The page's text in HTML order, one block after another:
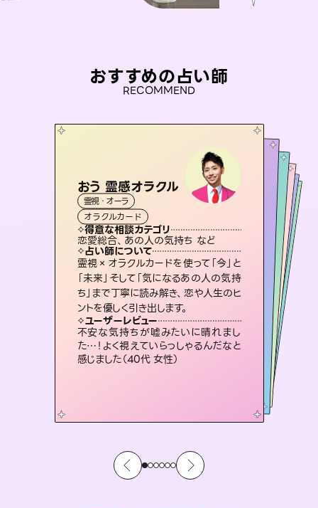
おすすめの占い師
RECOMMEND
おう 霊感オラクル
霊視・オーラ
オラクルカード
得意な相談カテゴリ
恋愛総合、あの人の気持ち など
占い師について
霊視×オラクルカードを使って「今」と
「未来」そして「気になるあの人の気持
ち」まで丁寧に読み解き、恋や人生のヒ
ントを優しく引き出します。
ユーザーレビュー
不安な気持ちが嘘みたいに晴れまし
た…！よく視えていらっしゃるんだなと
感じました（40代 女性）
アイリス -iris-
西洋占星術
ルーン
得意な相談カテゴリ
恋愛総合、片想い、二人の未来 など
占い師について
復縁、恋愛、不倫の行方、同性愛や片
思い、仕事関係や借金問題まで知りた
いことや心の負担になっていることを
紐解き、背中をそっと押して導きます。
ユーザーレビュー
安心感のあり、言い切ってくれる所や濁
さない鑑定のおかげで、毎回自分の気
持ちを整えられます（30代 男性）
彗望
霊視・オーラ
スピリチュアル・リーディング
得意な相談カテゴリ
片想い、あの人の気持ち、復縁 など
占い師について
3,700年以上の歴史を持つ東洋最古の
占術「易占」で詳細まで占い、幸せへ向
かう道筋を示します。厳しい結果にも具
体的な対策をお伝えします。
ユーザーレビュー
複雑な背景もしっかり聞いて鑑定して
いただけました。気持ちが楽になりまし
た（50代 女性）
とうげんみう
霊視・オーラ
スピリチュアル・リーディング
得意な相談カテゴリ
片想い、あの人の気持ち、復縁 など
占い師について
恋愛のお悩みの中でも特に「曖昧な関係」の相談を得意としており、友達以上恋人未満なお相手との今後や本音を丁寧に読み解き恋愛成就へと導きます。
ユーザーレビュー
鑑定していただいてアドバイス通りに行
動すると仲が復活してきました。ありが
とうございました（40代 女性）
未来視師＊花
スピリチュアル・リーディング
得意な相談カテゴリ
出逢い、片想い、復縁 など
占い師について
未来には何パターンもの選択肢があり
ます。不安で視えにくくなっているあな
たの素敵な未来を見つけ、その未来を
選択できるようアドバイスします。
ユーザーレビュー
職場の人の性質や人間関係、本心など
本当によく視えていてびっくり。対策が
打てて前向きになれます（40代）
霊視・オーラ タロット
スピリチュアル・リーディング
得意な相談カテゴリ
片想い、二人の未来、年の差 など
占い師について
連絡再開、復縁、成就などの報告実績
多数。セラピストとして2万超の施術経
験があるからこそできる鑑定で、より良
い未来をサポートします。
ユーザーレビュー
とても心温まる鑑定でした。しかもこち
らは何も言っていないのに視えていらっ
しゃるんだなと驚きです（30代女性）